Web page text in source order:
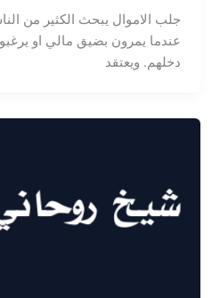
جلب الاموال يبحث الكثير من
عندما يمرون بضيق مالي او
دخلهم. ويعتقد